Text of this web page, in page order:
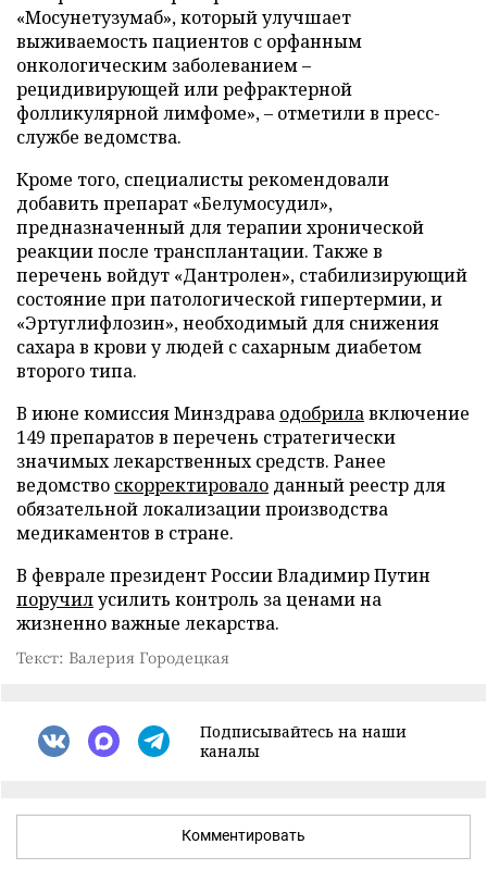
«Мосунетузумаб», который улучшает
выживаемость пациентов с орфанным
онкологическим заболеванием –
рецидивирующей или рефрактерной
фолликулярной лимфоме», – отметили в пресс-
службе ведомства.
Кроме того, специалисты рекомендовали
добавить препарат «Белумосудил»,
предназначенный для терапии хронической
реакции после трансплантации. Также в
перечень войдут «Дантролен», стабилизирующий
состояние при патологической гипертермии, и
«Эртуглифлозин», необходимый для снижения
сахара в крови у людей с сахарным диабетом
второго типа.
В июне комиссия Минздрава одобрилавключение
149 препаратов в перечень стратегически
значимых лекарственных средств. Ранее
ведомство скорректировало данный реестр для
обязательной локализации производства
медикаментов в стране.
В феврале президент России Владимир Путин
поручилусилить контроль за ценами на
жизненно важные лекарства.
Текст: Валерия Городецкая
Подписывайтесь на наши
каналы
Комментировать